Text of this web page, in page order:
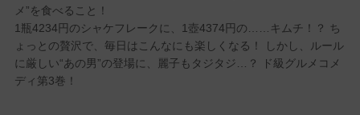
メ”を食べること！
1瓶4234円のシャケフレークに、1壺4374円の……キムチ！？ ち
ょっとの贅沢で、毎日はこんなにも楽しくなる！ しかし、ルール
に厳しい“あの男”の登場に、麗子もタジタジ…？ ド級グルメコメ
ディ第3巻！